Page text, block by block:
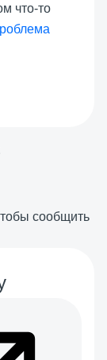
что-то
сообщить